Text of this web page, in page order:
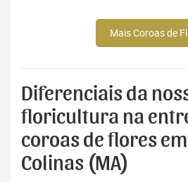
Mais Coroas de
Diferenciais da
floricultura na
coroas de flores
Colinas (MA)